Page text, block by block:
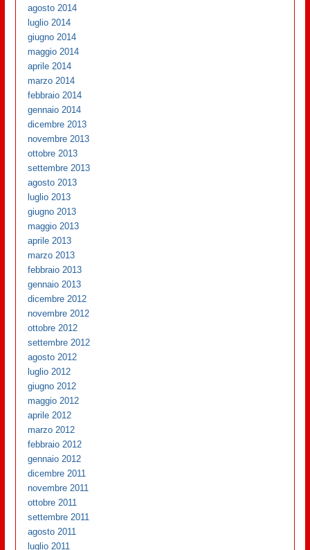
agosto 2014
luglio 2014
giugno 2014
maggio 2014
aprile 2014
marzo 2014
febbraio 2014
gennaio 2014
dicembre 2013
novembre 2013
ottobre 2013
settembre 2013
agosto 2013
luglio 2013
giugno 2013
maggio 2013
aprile 2013
marzo 2013
febbraio 2013
gennaio 2013
dicembre 2012
novembre 2012
ottobre 2012
settembre 2012
agosto 2012
luglio 2012
giugno 2012
maggio 2012
aprile 2012
marzo 2012
febbraio 2012
gennaio 2012
dicembre 2011
novembre 2011
ottobre 2011
settembre 2011
agosto 2011
luglio 2011